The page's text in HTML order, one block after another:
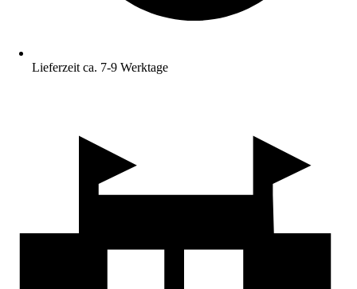
Lieferzeit ca. 7-9 Werktage